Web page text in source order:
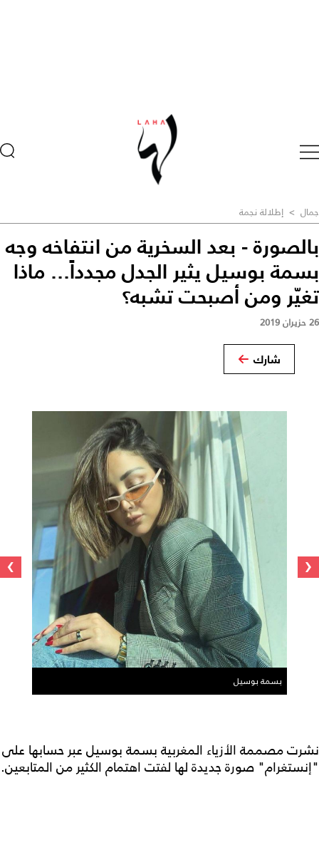
جمال > إطلالة نجمة
بالصورة - بعد السخرية من انتفاخه وجه
بسمة بوسيل يثير الجدل مجدداً... ماذا
تغيّر ومن أصبحت تشبه؟
26 حزيران 2019
شارك
بسمة بوسيل
‹
›
نشرت مصممة الأزياء المغربية بسمة بوسيل عبر حسابها على
"إنستغرام" صورة جديدة لها لفتت اهتمام الكثير من المتابعين.